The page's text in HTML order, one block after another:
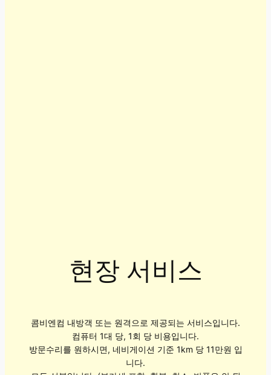
현장 서비스
콤비엔컴 내방객 또는 원격으로 제공되는 서비스입니다.
컴퓨터 1대 당, 1회 당 비용입니다.
방문수리를 원하시면, 네비게이션 기준 1km 당 11만원 입
니다.